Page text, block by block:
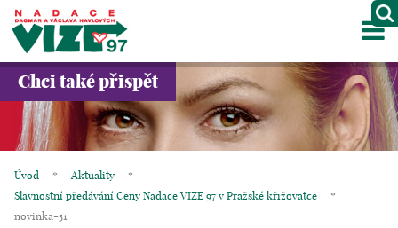
O NÁS
PROJEKTY
GALERIE
Chci také přispět
Úvod * Aktuality
*
Slavnostní předávání Ceny Nadace VIZE 97 v Pražské křižovatce
*
novinka-51